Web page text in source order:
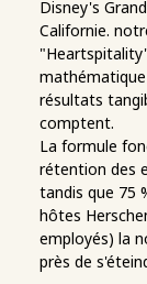
Disney's
Californie.
résultats
comptent.
La formule
rétention des
tandis que 75
hôtes
employés) la
près de